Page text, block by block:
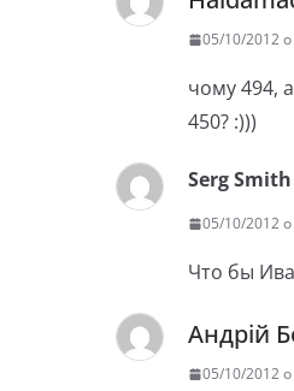
05/10/2012
чому 494,
450? :)))
Serg Smith
05/10/2012 о
Что бы
Андрій
05/10/2012 о